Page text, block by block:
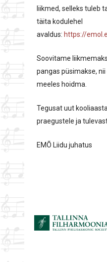
liikmed, selleks tuleb
täita kodulehel
avaldus: https://
Soovitame
pangas püsimakse,
meeles hoidma.
Tegusat uut
praegustele ja
EMÕ Liidu juhatus